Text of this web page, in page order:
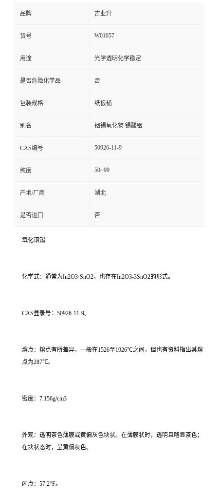
品牌 吉业升
货号 W01057
用途 光学透明化学稳定
是否危险化学品 否
包装规格 纸板桶
别名 铟锡氧化物 锡酸铟
CAS编号 50926-11-9
纯度 50~99
产地/厂商 湖北
是否进口 否
氧化铟锡
化学式：通常为In2O3·SnO2，也存在In2O3-3SnO2的形式。
CAS登录号：50926-11-9。
熔点：熔点有所差异，一般在1526至1926℃之间，但也有资料指出其熔
点为287℃。
密度：7.156g/cm3
外观：透明茶色薄膜或黄偏灰色块状。在薄膜状时，透明且略显茶色；
在块状态时，呈黄偏灰色。
闪点：57.2°F。